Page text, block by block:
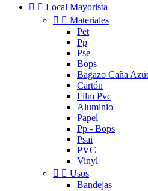
  Local Mayorista
  Materiales
Pet
Pp
Pse
Bops
Bagazo Caña
Cartón
Film Pvc
Aluminio
Papel
Pp - Bops
Psai
PVC
Vinyl
  Usos
Bandejas